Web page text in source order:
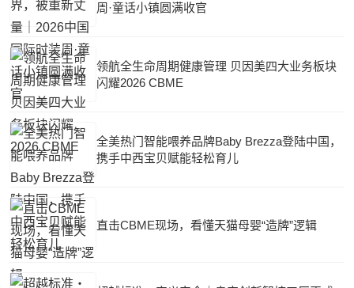
周·童话小镇圆满收官
领航全生命周期健康管理 贝因美四大业务板块
闪耀2026 CBME
全美热门智能喂养品牌Baby Brezza登陆中国，
携手中西宝贝赋能轻松育儿
直击CBME现场，看懂天猫母婴“造牌”逻辑